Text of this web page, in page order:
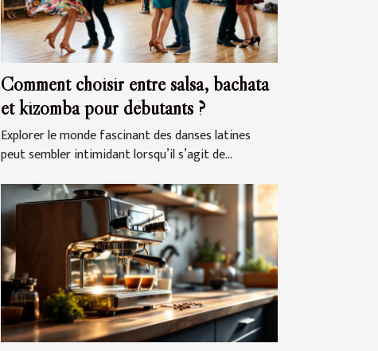
Comment choisir entre salsa, bachata
et kizomba pour débutants ?
Explorer le monde fascinant des danses latines
peut sembler intimidant lorsqu’il s’agit de...